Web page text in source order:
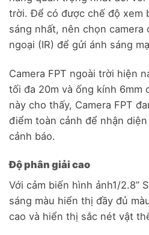
trời. Để có được chế độ xem
sáng nhất, nên chọn camera
ngoại (IR) để gửi ánh sáng
Camera FPT ngoài trời hiện
tối đa 20m và ống kính 6mm
này cho thấy, Camera FPT
điểm toàn cảnh để nhận
cảnh báo.
Độ phân giải cao
Với cảm biến hình ảnh1/2.8’’
sáng màu hiển thị đầy đủ
cao và hiển thị sắc nét vật